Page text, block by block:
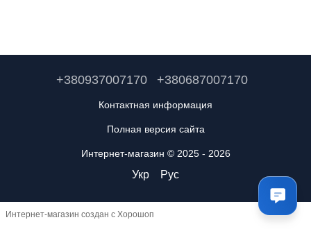
+380937007170 +380687007170
Контактная информация
Полная версия сайта
Интернет-магазин © 2025 - 2026
Укр Рус
Интернет-магазин создан с Хорошоп